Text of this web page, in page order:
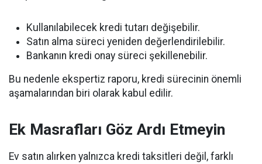
Kullanılabilecek kredi tutarı değişebilir.
Satın alma süreci yeniden değerlendirilebilir.
Bankanın kredi onay süreci şekillenebilir.
Bu nedenle ekspertiz raporu, kredi sürecinin önemli
aşamalarından biri olarak kabul edilir.
Ek Masrafları Göz Ardı Etmeyin
Ev satın alırken yalnızca kredi taksitleri değil, farklı